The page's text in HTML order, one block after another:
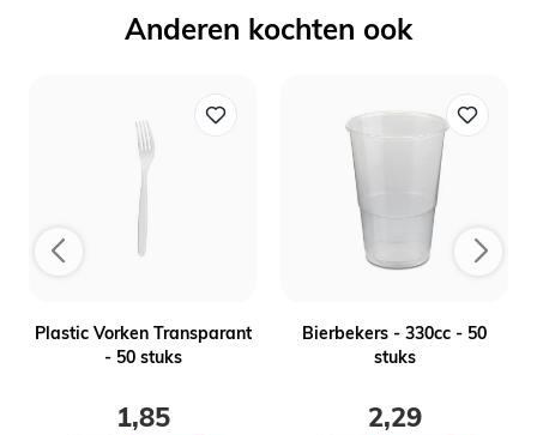
Anderen kochten ook
Plastic Vorken Transparant
- 50 stuks
1,85
Bierbekers - 330cc - 50
stuks
2,29